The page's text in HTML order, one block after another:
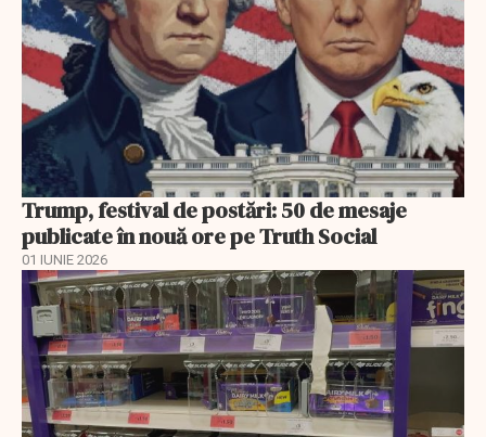
Trump, festival de postări: 50 de mesaje
publicate în nouă ore pe Truth Social
01 IUNIE 2026